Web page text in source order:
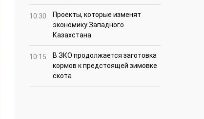
10:30
Проекты, которые изменят
экономику Западного
Казахстана
10:15
В ЗКО продолжается заготовка
кормов к предстоящей зимовке
скота